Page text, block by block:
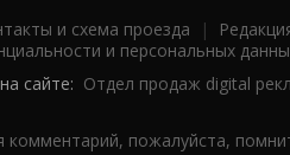
и схема проезда |
и персональных
сайте: Отдел продаж digital
комментарий, пожалуйста,